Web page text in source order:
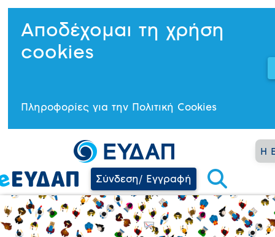
Αποδέχομαι τη χρήση
cookies
Πληροφορίες για την Πολιτική Cookies
Η
Σύνδεση/ Εγγραφή